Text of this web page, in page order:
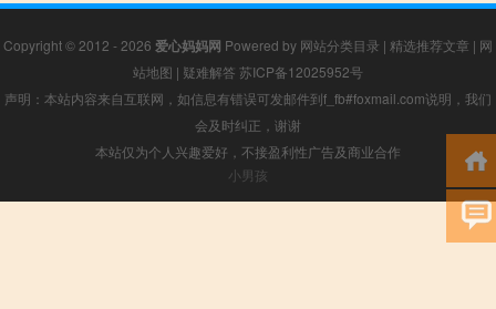
Copyright © 2012 - 2026 爱心妈妈网 Powered by 网站分类目录 | 精选推荐文章 | 网
站地图 | 疑难解答 苏ICP备12025952号
声明：本站内容来自互联网，如信息有错误可发邮件到f_fb#foxmail.com说明，我们
会及时纠正，谢谢
本站仅为个人兴趣爱好，不接盈利性广告及商业合作
小男孩